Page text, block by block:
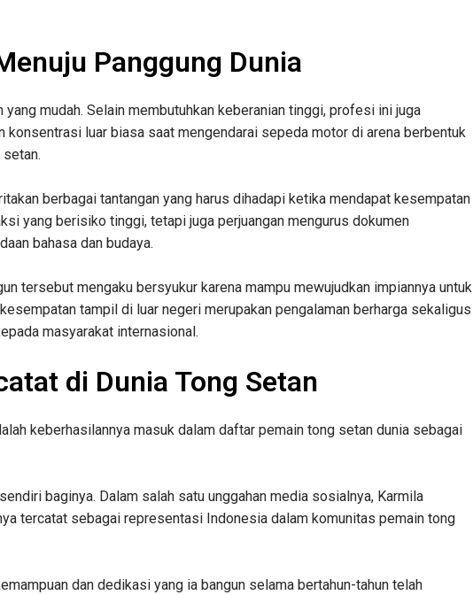
Panggung Dunia
mudah. Selain membutuhkan keberanian tinggi, profesi ini juga
konsentrasi luar biasa saat mengendarai sepeda motor di arena berbentuk
berbagai tantangan yang harus dihadapi ketika mendapat kesempatan
yang berisiko tinggi, tetapi juga perjuangan mengurus dokumen
bahasa dan budaya.
tersebut mengaku bersyukur karena mampu mewujudkan impiannya untuk
tampil di luar negeri merupakan pengalaman berharga sekaligus
masyarakat internasional.
di Dunia Tong Setan
keberhasilannya masuk dalam daftar pemain tong setan dunia sebagai
baginya. Dalam salah satu unggahan media sosialnya, Karmila
tercatat sebagai representasi Indonesia dalam komunitas pemain tong
dan dedikasi yang ia bangun selama bertahun-tahun telah